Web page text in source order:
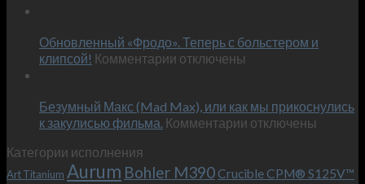
–
и
KeyOne
Обновленный «Фродо». Теперь с больстером и
клипсой! Комментарии к
«Фродо».
Теперь
и
отключены
Безумный Макс (Mad Max), или как мы прикоснулись
к закулисью фильма. Комментарии к
Макс
отключены
Категории исполнения
Art Titanium Aurum Bohler M390Crucible CPM® S125V™